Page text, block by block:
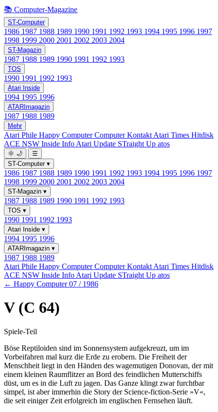
📚 Computer-Magazine
ST-Computer
1986 1987 1988 1989 1990 1991 1992 1993 1994 1995 1996 1997
1998 1999 2000 2001 2002 2003 2004
ST-Magazin
1987 1988 1989 1990 1991 1992 1993
TOS
1990 1991 1992 1993
Atari Inside
1994 1995 1996
ATARImagazin
1987 1988 1989
Mehr
Atari Phile Happy ComputerComputer Kontakt Atari Times Hitdisk
ACE NSW Inside Info Atari Update STraight Up atos
🌞 🌙
☰
ST-Computer ▾
1986 1987 1988 1989 1990 1991 1992 1993 1994 1995 1996 1997
1998 1999 2000 2001 2002 2003 2004
ST-Magazin ▾
1987 1988 1989 1990 1991 1992 1993
TOS ▾
1990 1991 1992 1993
Atari Inside ▾
1994 1995 1996
ATARImagazin ▾
1987 1988 1989
Atari Phile Happy ComputerComputer Kontakt Atari Times Hitdisk
ACE NSW Inside Info Atari Update STraight Up atos
← Happy Computer 07 / 1986
V (C 64)
Spiele-Teil
Böse Reptiloiden sind im Sonnensystem aufgekreuzt, um im
Vorbeifahren mal kurz die Erde zu erobern. Die Freiheit der
Menschheit liegt in den Händen des wagemutigen Donovan, der mit
einem kleinen Raumflitzer an Bord des feindlichen Mutterschiffs
düst, um es in die Luft zu jagen. Das Ganze klingt zwar furchtbar
simpel, ist aber immerhin die Story der Science-fiction-Serie »V«,
die seit einiger Zeit erfolgreich im englischen Fernsehen läuft.